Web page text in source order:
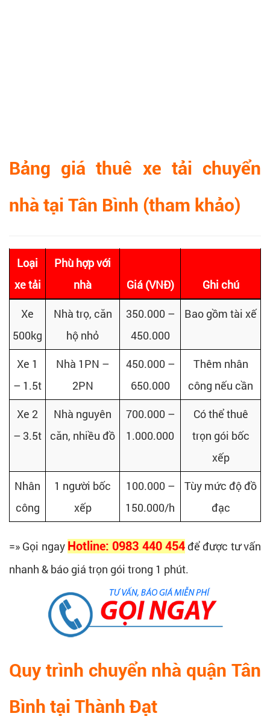
Bảng giá thuê xe tải chuyển
nhà tại Tân Bình (tham khảo)
Loại
xe tải
Phù hợp với
nhà
Giá (VNĐ)
Ghi chú
Xe
500kg
Nhà trọ, căn
hộ nhỏ
350.000 –
450.000
Bao gồm tài xế
Xe 1
– 1.5t
Nhà 1PN –
2PN
450.000 –
650.000
Thêm nhân
công nếu cần
Xe 2
– 3.5t
Nhà nguyên
căn, nhiều đồ
700.000 –
1.000.000
Có thể thuê
trọn gói bốc
xếp
Nhân
công
1 người bốc
xếp
100.000 –
150.000/h
Tùy mức độ đồ
đạc
=» Gọi ngay Hotline: 0983 440 454để được tư vấn
nhanh & báo giá trọn gói trong 1 phút.
Quy trình chuyển nhà quận Tân
Bình tại Thành Đạt